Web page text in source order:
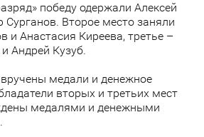
победу одержали Алексей
Сурганов. Второе место заняли
и Анастасия Киреева, третье –
Андрей Кузуб.
медали и денежное
вторых и третьих мест
медалями и денежными